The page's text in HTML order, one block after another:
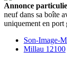
Annonce
neuf dans sa boîte
uniquement en port
Son-Image-
Millau 12100